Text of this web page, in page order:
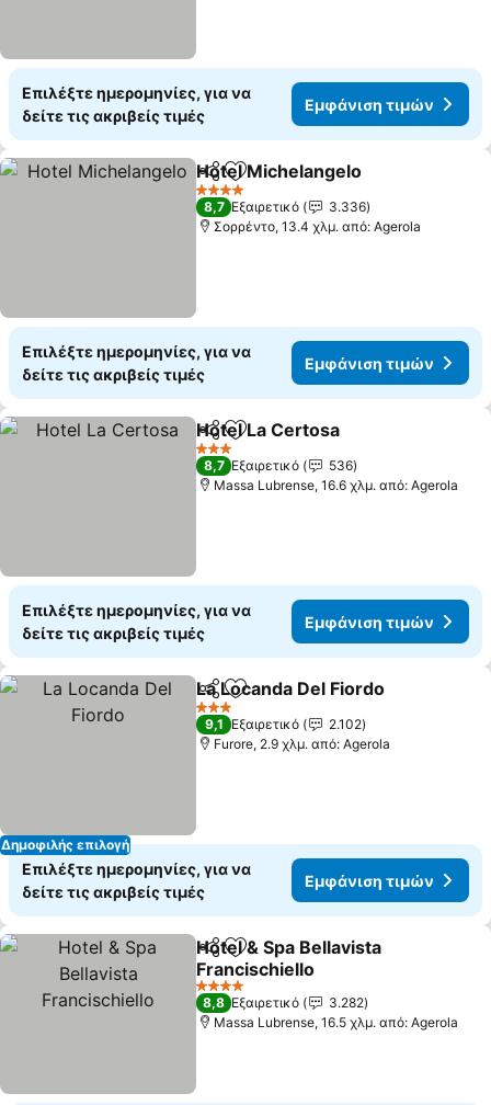
Επιλέξτε ημερομηνίες, για να
δείτε τις ακριβείς τιμές
Εμφάνιση τιμών
Κοινοποίηση
Προσθήκη στα αγαπημένα
Hotel Michelangelo
4 Αστέρια
8,7 Εξαιρετικό
3.336
Σορρέντο, 13.4 χλμ. από: Agerola
Επιλέξτε ημερομηνίες, για να
δείτε τις ακριβείς τιμές
Εμφάνιση τιμών
Κοινοποίηση
Προσθήκη στα αγαπημένα
Hotel La Certosa
3 Αστέρια
8,7 Εξαιρετικό
536
Massa Lubrense, 16.6 χλμ. από: Agerola
Επιλέξτε ημερομηνίες, για να
δείτε τις ακριβείς τιμές
Εμφάνιση τιμών
Δημοφιλής επιλογή
Κοινοποίηση
Προσθήκη στα αγαπημένα
La Locanda Del Fiordo
3 Αστέρια
9,1 Εξαιρετικό
2.102
Furore, 2.9 χλμ. από: Agerola
Επιλέξτε ημερομηνίες, για να
δείτε τις ακριβείς τιμές
Εμφάνιση τιμών
Κοινοποίηση
Προσθήκη στα αγαπημένα
Hotel & Spa Bellavista
Francischiello
4 Αστέρια
8,8 Εξαιρετικό
3.282
Massa Lubrense, 16.5 χλμ. από: Agerola